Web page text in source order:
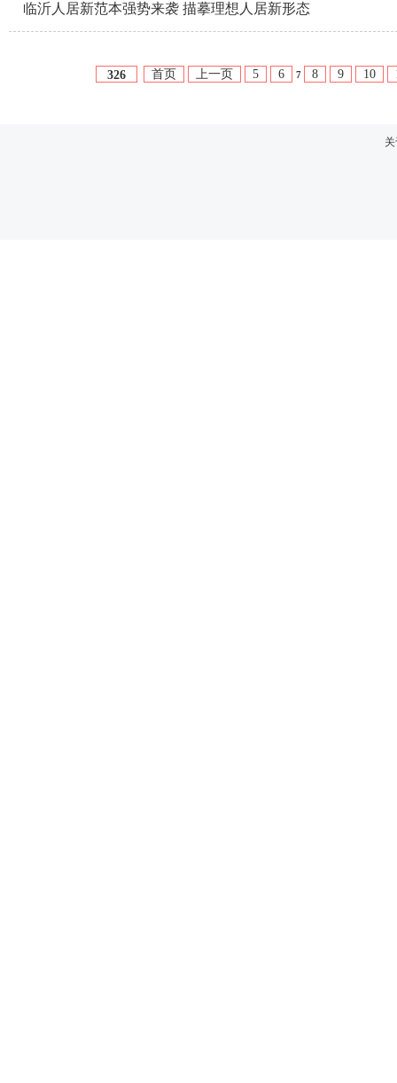
临沂人居新范本强势来袭 描摹理想人居新形态
326 首页 上一页 5 6 7 8 9 10